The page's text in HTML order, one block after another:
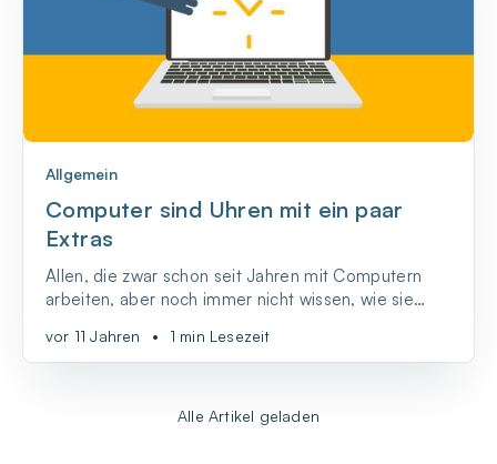
Allgemein
Computer sind Uhren mit ein paar
Extras
Allen, die zwar schon seit Jahren mit Computern
arbeiten, aber noch immer nicht wissen, wie sie
erklärt der Programmierer und Autor Paul Ford.
vor 11 Jahren • 1 min Lesezeit
Alle Artikel geladen